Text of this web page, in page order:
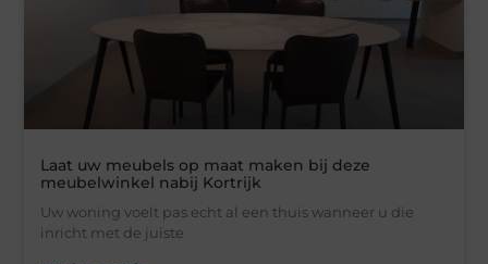
Laat uw meubels op maat maken bij deze
meubelwinkel nabij Kortrijk
Uw woning voelt pas echt al een thuis wanneer u die
inricht met de juiste